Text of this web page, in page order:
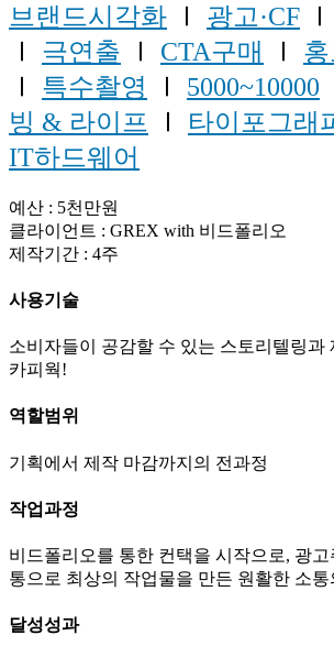
브랜드시각화 Ⅰ 광고·CF Ⅰ
Ⅰ 극연출 Ⅰ CTA구매 Ⅰ
Ⅰ 특수촬영 Ⅰ 5000~10000
빙 & 라이프 Ⅰ 타이포그래
IT하드웨어
예산 : 5천만원
클라이언트 : GREX with 비드폴리오
제작기간 : 4주
사용기술
소비자들이 공감할 수 있는 스토리텔링과
카피웍!
역할범위
기획에서 제작 마감까지의 전과정
작업과정
비드폴리오를 통한 컨택을 시작으로, 광
통으로 최상의 작업물을 만든 원활한 소통
달성성과